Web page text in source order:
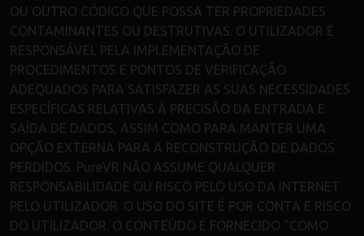
OU OUTRO CÓDIGO QUE POSSA TER PROPRIEDADES
CONTAMINANTES OU DESTRUTIVAS. O UTILIZADOR É
RESPONSÁVEL PELA IMPLEMENTAÇÃO DE
PROCEDIMENTOS E PONTOS DE VERIFICAÇÃO
ADEQUADOS PARA SATISFAZER AS SUAS NECESSIDADES
ESPECÍFICAS RELATIVAS À PRECISÃO DA ENTRADA E
SAÍDA DE DADOS, ASSIM COMO PARA MANTER UMA
OPÇÃO EXTERNA PARA A RECONSTRUÇÃO DE DADOS
PERDIDOS. PureVR NÃO ASSUME QUALQUER
RESPONSABILIDADE OU RISCO PELO USO DA INTERNET
PELO UTILIZADOR. O USO DO SITE É POR CONTA E RISCO
DO UTILIZADOR. O CONTEÚDO É FORNECIDO "COMO